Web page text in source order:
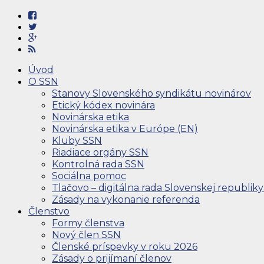
Úvod
O SSN
Stanovy Slovenského syndikátu novinárov
Etický kódex novinára
Novinárska etika
Novinárska etika v Európe (EN)
Kluby SSN
Riadiace orgány SSN
Kontrolná rada SSN
Sociálna pomoc
Tlačovo – digitálna rada Slovenskej republiky
Zásady na vykonanie referenda
Členstvo
Formy členstva
Nový člen SSN
Členské príspevky v roku 2026
Zásady o prijímaní členov